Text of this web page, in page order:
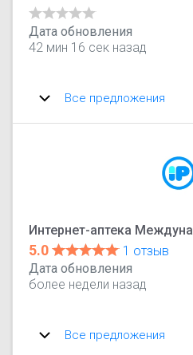
Дата обновления
42 мин 16 сек назад
Все предложения
Интернет-аптека
5.0
1 отзыв
Дата обновления
более недели назад
Все предложения